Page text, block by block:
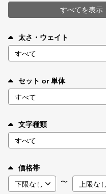
お問い合わせ
すべてを表示
太さ・ウェイト
セット or 単体
文字種類
価格帯
〜